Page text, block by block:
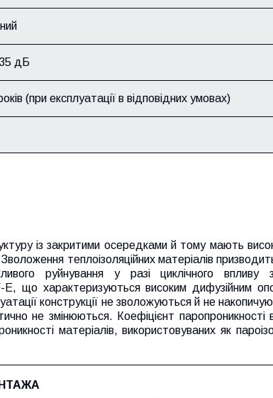
дБ
(при експлуатації в відповідних умовах)
із закритими осередками й тому мають
теплоізоляційних матеріалів
руйнування у разі циклічного впливу
що характеризуються високим дифузійним
конструкції не зволожуються й не
не змінюються. Коефіцієнт паропроникності
матеріалів, використовуваних як